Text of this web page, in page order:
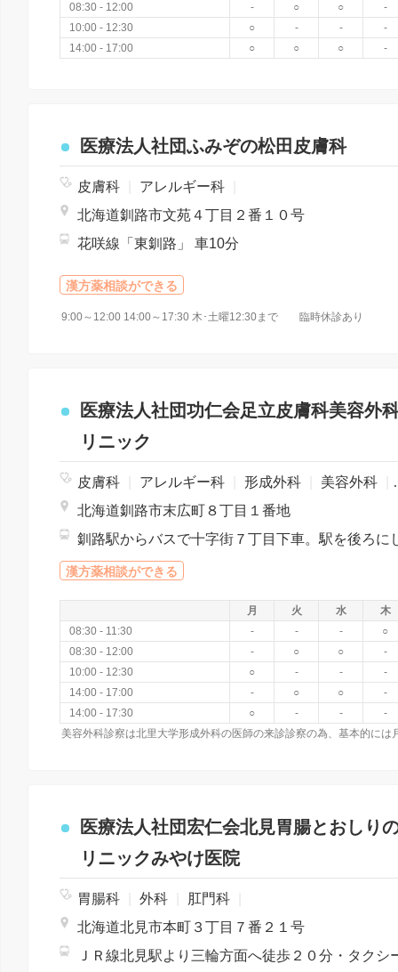
08:30 - 12:00
- ○ ○
-
10:00 - 12:30
○ - -
-
14:00 - 17:00
○ ○ ○ -
医療法人社団ふみぞの松田皮膚科
皮膚科 アレルギー科
北海道釧路市文苑４丁目２番１０号
花咲線「東釧路」 車10分
漢方薬相談ができる
9:00～12:00 14:00～17:30 木･土曜12:30まで 臨時休診あり
医療法人社団功仁会足立皮膚科美容外
リニック
皮膚科 アレルギー科 形成外科 美容外科
北海道釧路市末広町８丁目１番地
漢方薬相談ができる
月 火 水
木
08:30 - 11:30
- - -
○
08:30 - 12:00
- ○ ○
-
10:00 - 12:30
○ - -
-
14:00 - 17:00
- ○ ○
-
14:00 - 17:30
○ - - -
医療法人社団宏仁会北見胃腸とおしり
リニックみやけ医院
胃腸科 外科 肛門科
北海道北見市本町３丁目７番２１号